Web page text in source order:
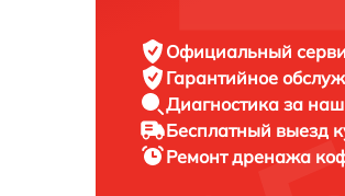
Официальный
Гарантийное
Диагностика за наш
Бесплатный выезд
Ремонт дренажа